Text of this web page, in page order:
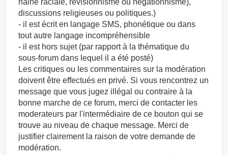
haine raciale, révisionnisme ou négationnisme),
discussions religieuses ou politiques.)
- il est écrit en langage SMS, phonétique ou dans
tout autre langage incompréhensible
- il est hors sujet (par rapport à la thématique du
sous-forum dans lequel il a été posté)
Les critiques ou les commentaires sur la modération
doivent être effectués en privé. Si vous rencontrez un
message que vous jugez illégal ou contraire à la
bonne marche de ce forum, merci de contacter les
moderateurs par l'intermédiaire de ce bouton qui se
trouve au niveau de chaque message. Merci de
justifier clairement la raison de votre demande de
modération.